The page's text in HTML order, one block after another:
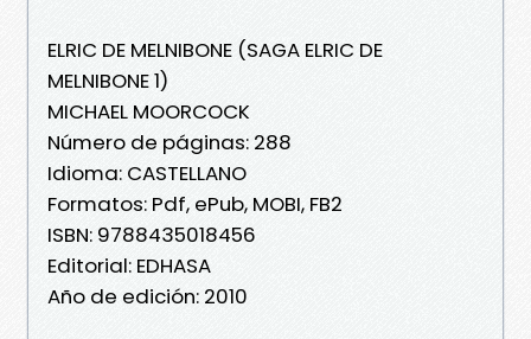
ELRIC DE MELNIBONE (SAGA ELRIC DE
MELNIBONE 1)
MICHAEL MOORCOCK
Número de páginas: 288
Idioma: CASTELLANO
Formatos: Pdf, ePub, MOBI, FB2
ISBN: 9788435018456
Editorial: EDHASA
Año de edición: 2010